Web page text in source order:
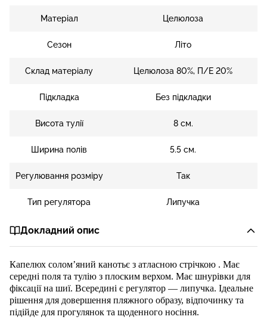
Матеріал Целюлоза
Сезон Літо
Склад матеріалу Целюлоза 80%, П/Е 20%
Підкладка Без підкладки
Висота тулії 8 см.
Ширина полів 5.5 см.
Регулювання розміру Так
Тип регулятора Липучка
Докладний опис
Капелюх солом’яний канотьє з атласною стрічкою . Має
середні поля та тулію з плоским верхом. Має шнурівки для
фіксації на шиї. Всередині є регулятор — липучка. Ідеальне
рішення для довершення пляжного образу, відпочинку та
підійде для прогулянок та щоденного носіння.